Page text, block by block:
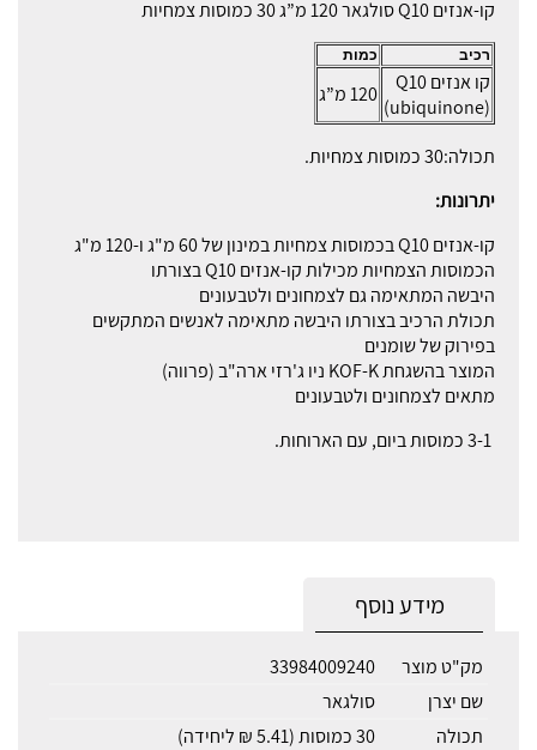
קו-אנזים Q10 סולגאר 120 מ”ג 30 כמוסות צמחיות
רכיב כמות
קו אנזים Q10
(ubiquinone)
120 מ”ג
תכולה:30 כמוסות צמחיות.
יתרונות:
קו-אנזים Q10 בכמוסות צמחיות במינון של 60 מ"ג ו-120 מ"ג
הכמוסות הצמחיות מכילות קו-אנזים Q10 בצורתו
היבשה המתאימה גם לצמחונים ולטבעונים
תכולת הרכיב בצורתו היבשה מתאימה לאנשים המתקשים
בפירוק של שומנים
המוצר בהשגחת KOF-K ניו ג'רזי ארה"ב (פרווה)
מתאים לצמחונים ולטבעונים
מידע נוסף
מק"ט מוצר
33984009240
שם יצרן
סולגאר
תכולה
30 כמוסות (5.41 ₪ ליחידה)